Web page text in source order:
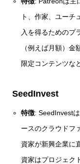
ト、作家、ユーチ
入を得るためのプ
（例えば月額）
限定コンテンツな
SeedInvest
特徴: SeedInvest
ースのクラウドフ
資家が新興企業に
資家はプロジェク